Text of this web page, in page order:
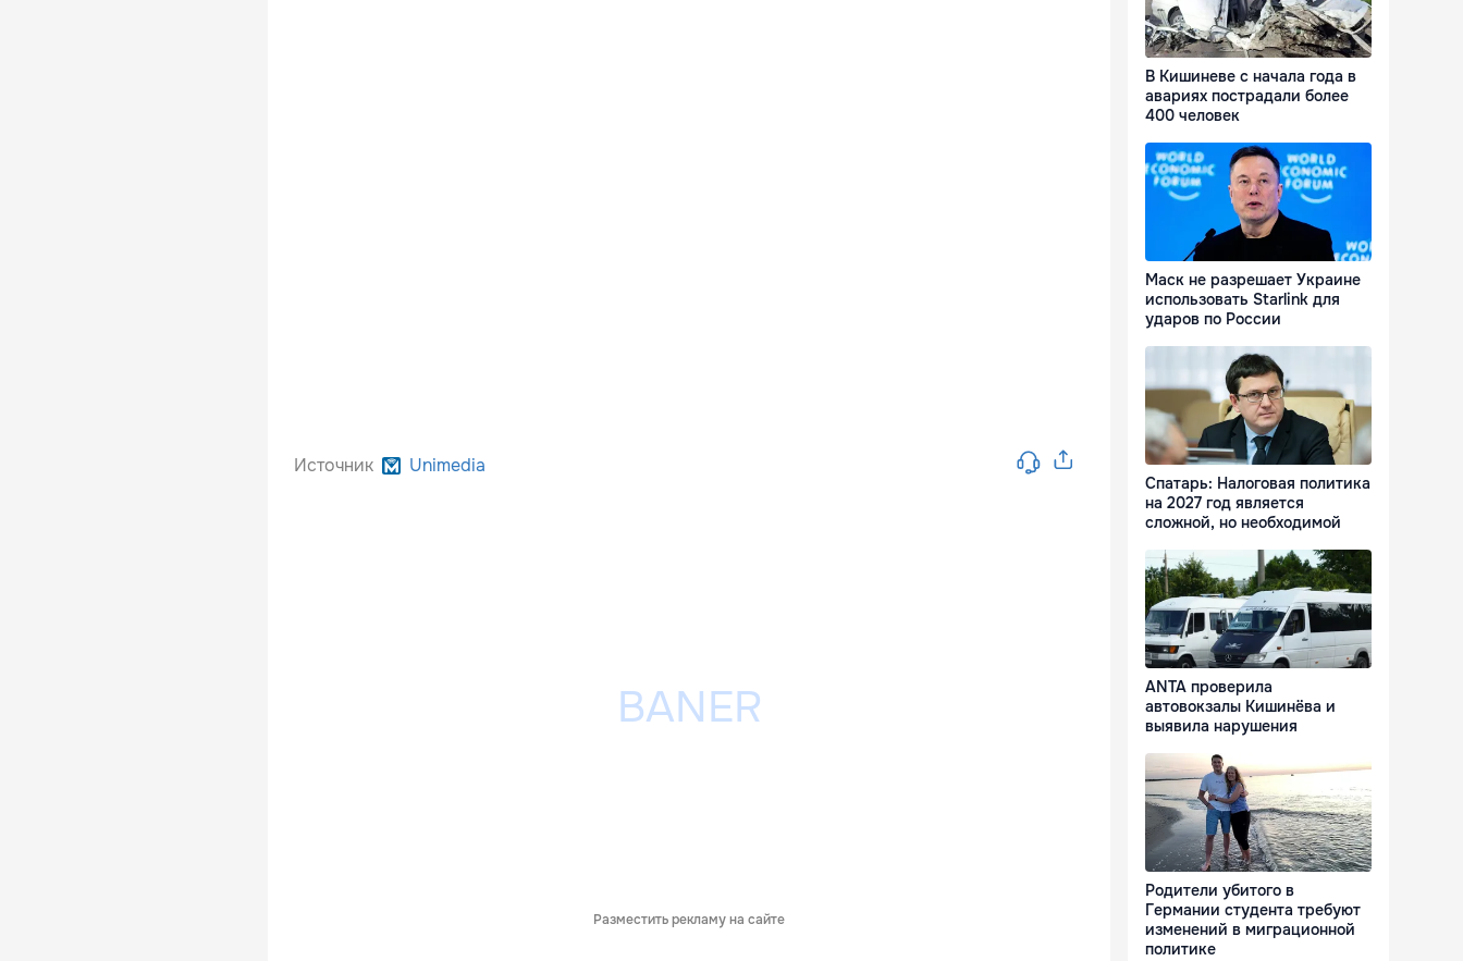
Источник Unimedia
Разместить рекламу на сайте
В Кишиневе с начала года в
авариях пострадали более
400 человек
Маск не разрешает Украине
использовать Starlink для
ударов по России
Спатарь: Налоговая политика
на 2027 год является
сложной, но необходимой
ANTA проверила
автовокзалы Кишинёва и
выявила нарушения
Родители убитого в
Германии студента требуют
изменений в миграционной
политике